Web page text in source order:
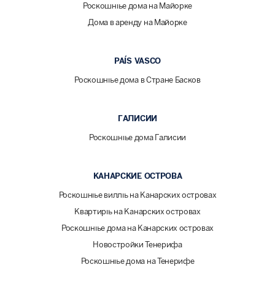
Роскошные дома на Майорке
Дома в аренду на Майорке
PAÍS VASCO
Роскошные дома в Стране Басков
ГАЛИСИИ
Роскошные дома Галисии
КАНАРСКИЕ ОСТРОВА
Роскошные виллы на Канарских островах
Квартиры на Канарских островах
Роскошные дома на Канарских островах
Новостройки Тенерифа
Роскошные дома на Тенерифе